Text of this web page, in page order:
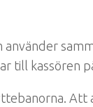
till kassören